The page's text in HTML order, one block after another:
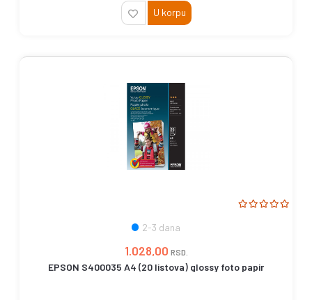
U korpu
2-3 dana
1.028,00 RSD.
EPSON S400035 A4 (20 listova) glossy foto papir